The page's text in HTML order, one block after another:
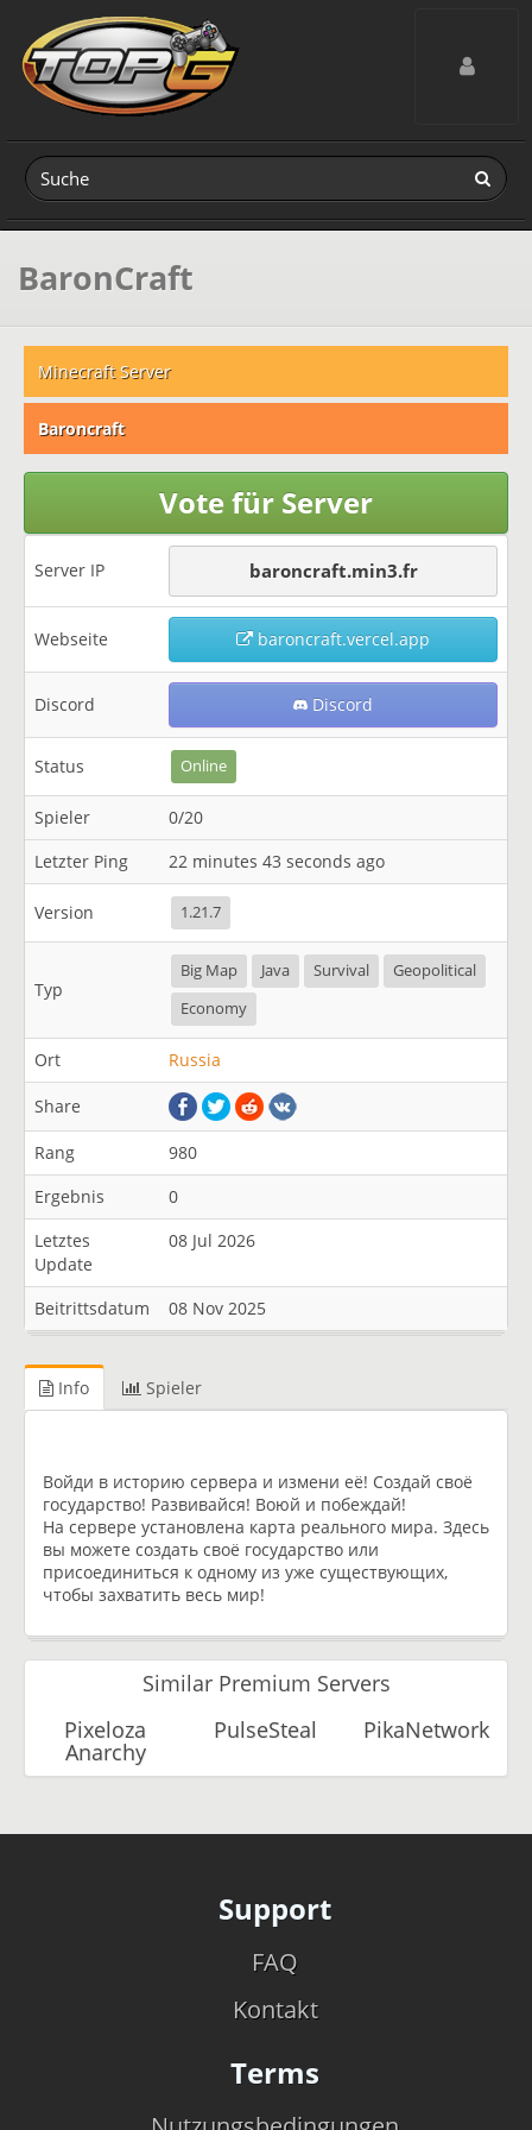
Toggle
BaronCraft
Minecraft Server
Baroncraft
Vote für Server
Server IP baroncraft.min3.fr
Webseite baroncraft.vercel.app
Discord Discord
Status Online
Spieler
0/20
Letzter Ping
22 minutes 43 seconds ago
Version 1.21.7
Typ
Big Map Java Survival
Geopolitical
Economy
Ort Russia
Share
Rang
980
Ergebnis
0
Letztes
Update
08 Jul 2026
Beitrittsdatum 08 Nov 2025
Info Spieler
Войди в историю сервера и измени её! Создай своё
государство! Развивайся! Воюй и побеждай!
На сервере установлена карта реального мира. Здесь
вы можете создать своё государство или
присоединиться к одному из уже существующих,
чтобы захватить весь мир!
Similar Premium Servers
Pixeloza
Anarchy
PulseSteal PikaNetwork
Support
FAQ
Kontakt
Terms